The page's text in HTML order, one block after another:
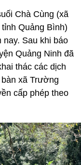
Chà Cùng (xã
Quảng Bình)
nay. Sau khi báo
Quảng Ninh đã
thác các dịch
xã Trường
cấp phép theo